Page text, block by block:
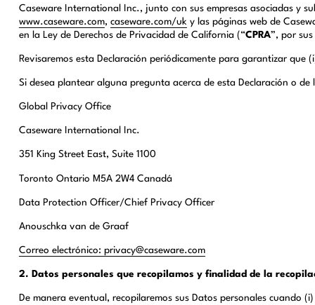
Caseware International Inc., junto con sus empresas asociadas y
www.caseware.com, caseware.com/uk y las páginas web de
en la Ley de Derechos de Privacidad de California (“CPRA”, por
Revisaremos esta Declaración periódicamente para garantizar
Si desea plantear alguna pregunta acerca de esta Declaración o
Global Privacy Office
Caseware International Inc.
351 King Street East, Suite 1100
Toronto Ontario M5A 2W4 Canadá
Data Protection Officer/Chief Privacy Officer
Anouschka van de Graaf
Correo electrónico: privacy@caseware.com
2. Datos personales que recopilamos y finalidad de la
De manera eventual, recopilaremos sus Datos personales cuando